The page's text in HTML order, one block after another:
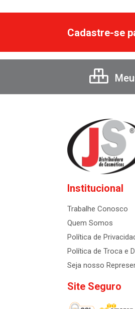
Cadastre-se
Institucional
Trabalhe Conosco
Quem Somos
Política de
Política de Troca e
Seja nosso
Site Seguro